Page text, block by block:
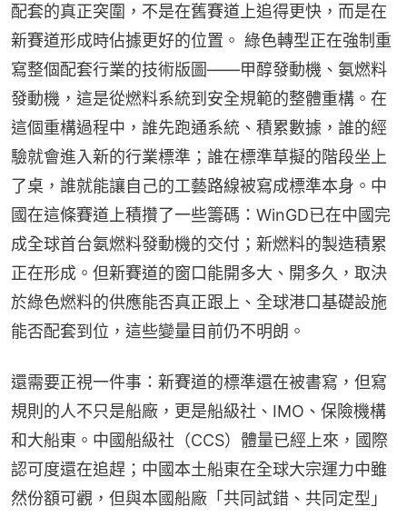
配套的真正突圍，不是在舊賽道上追得更快，而是在
新賽道形成時佔據更好的位置。 綠色轉型正在強制重
寫整個配套行業的技術版圖——甲醇發動機、氨燃料
發動機，這是從燃料系統到安全規範的整體重構。在
這個重構過程中，誰先跑通系統、積累數據，誰的經
驗就會進入新的行業標準；誰在標準草擬的階段坐上
了桌，誰就能讓自己的工藝路線被寫成標準本身。中
國在這條賽道上積攢了一些籌碼：WinGD已在中國完
成全球首台氨燃料發動機的交付；新燃料的製造積累
正在形成。但新賽道的窗口能開多大、開多久，取決
於綠色燃料的供應能否真正跟上、全球港口基礎設施
能否配套到位，這些變量目前仍不明朗。
還需要正視一件事：新賽道的標準還在被書寫，但寫
規則的人不只是船廠，更是船級社、IMO、保險機構
和大船東。中國船級社（CCS）體量已經上來，國際
認可度還在追趕；中國本土船東在全球大宗運力中雖
然份額可觀，但與本國船廠「共同試錯、共同定型」